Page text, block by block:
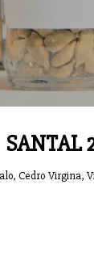
SANTAL
Cedro Virgina,